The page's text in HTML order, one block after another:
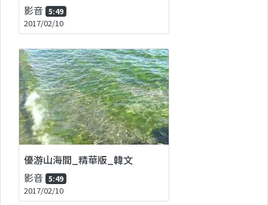
影音 5:49
2017/02/10
優游山海間_精華版_韓文
影音 5:49
2017/02/10